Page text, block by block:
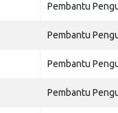
Pembantu
Pembantu
Pembantu
Pembantu